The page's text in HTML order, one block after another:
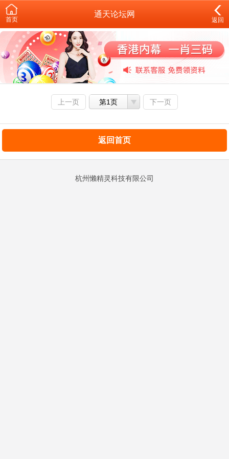
首页
通天论坛网
返回
上一页 第1页 下一页
返回首页
杭州懒精灵科技有限公司